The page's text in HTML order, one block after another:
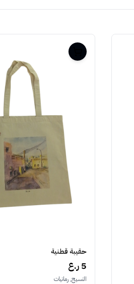
حقيبة قطنية
5 ر.ع
النسيج, رمانيات